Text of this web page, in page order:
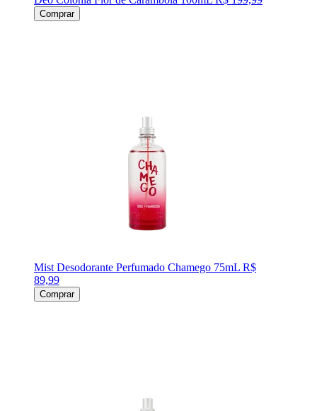
Comprar
Mist Desodorante Perfumado Chamego 75mL R$
89,99
Comprar